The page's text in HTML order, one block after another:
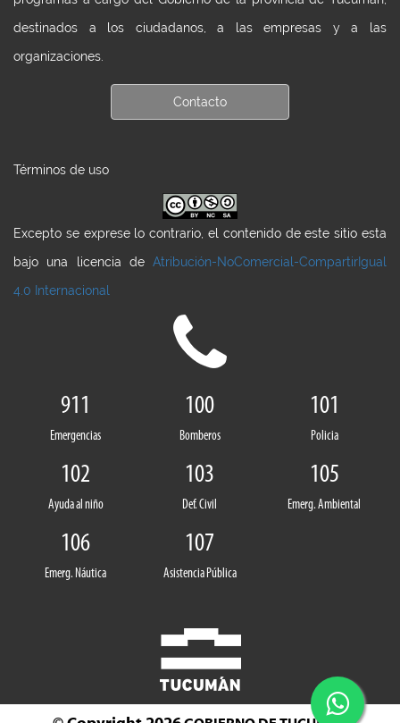
destinados a los ciudadanos, a las empresas y a las
organizaciones.
Contacto
Términos de uso
Excepto se exprese lo contrario, el contenido de este sitio esta
bajo una licencia de Atribución-NoComercial-CompartirIgual
4.0 Internacional
911
Emergencias
100
Bomberos
101
Policia
102
Ayuda al niño
103
Def. Civil
105
Emerg. Ambiental
106
Emerg. Náutica
107
Asistencia Pública